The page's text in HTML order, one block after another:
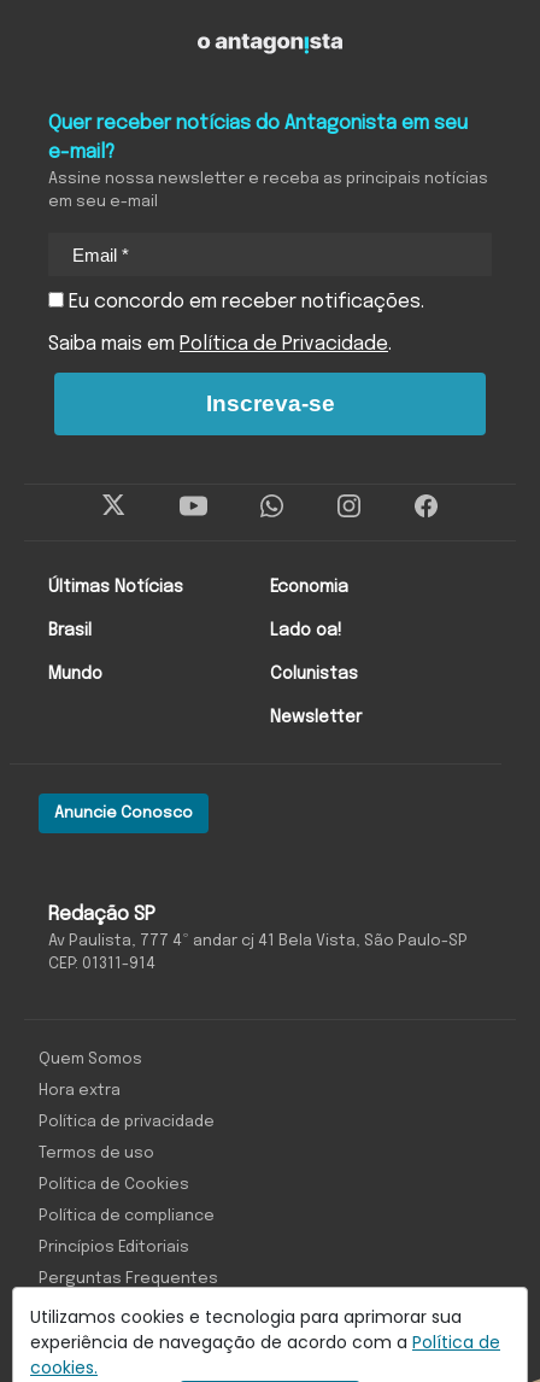
Utilizamos cookies e tecnologia para aprimorar sua
experiência de navegação de acordo com a Política de
cookies.
Redação SP
Av Paulista, 777 4º andar cj 41 Bela Vista, São Paulo-SP
CEP: 01311-914
Anuncie Conosco
Últimas Notícias
Brasil
Mundo
Economia
Lado oa!
Colunistas
Newsletter
Quer receber notícias do Antagonista em seu
e-mail?
Assine nossa newsletter e receba as principais notícias
em seu e-mail
Eu concordo em receber notificações.
Saiba mais em Política de Privacidade.
Inscreva-se
Com inteligência e tecnologia:
Quem Somos
Hora extra
Política de privacidade
Termos de uso
Política de Cookies
Política de compliance
Princípios Editoriais
Perguntas Frequentes